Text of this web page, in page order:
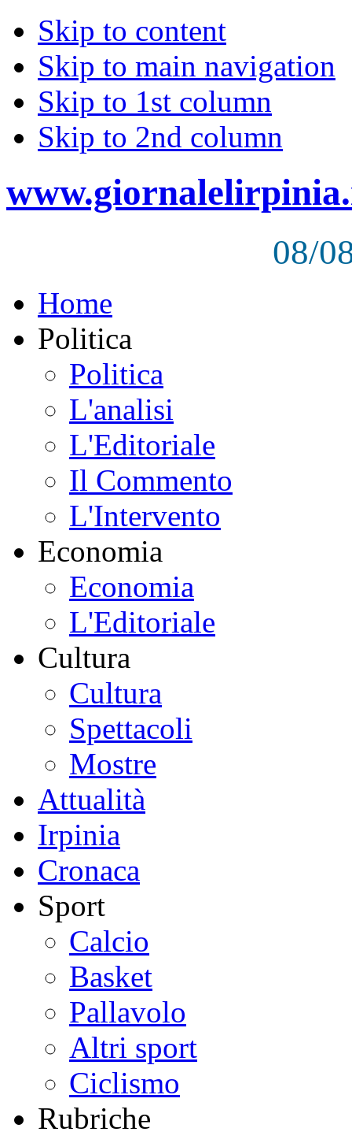
Skip to content
Skip to main navigation
Skip to 1st column
Skip to 2nd column
08/
Home
Politica
Politica
L'analisi
L'Editoriale
Il Commento
L'Intervento
Economia
Economia
L'Editoriale
Cultura
Cultura
Spettacoli
Mostre
Attualità
Irpinia
Cronaca
Sport
Calcio
Basket
Pallavolo
Altri sport
Ciclismo
Rubriche